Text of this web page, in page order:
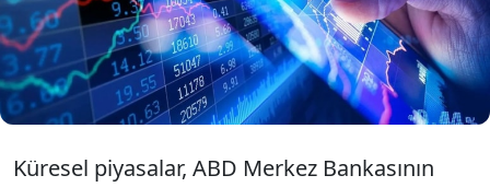
hükümetin bir aydır kapalı olması ve Çin
ekonomisindeki zayıf veriler de risk iştahını
düşürdü.
Küresel piyasalar, ABD Merkez Bankasının